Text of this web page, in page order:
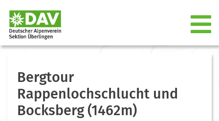
Bergtour
Rappenlochschlucht und
Bocksberg (1462m)